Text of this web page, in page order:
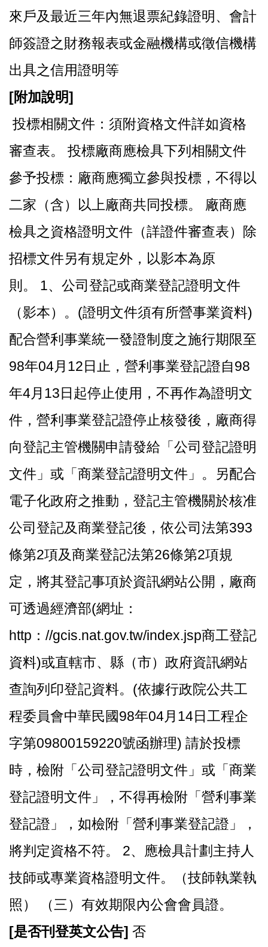
來戶及最近三年內無退票紀錄證明、會計
師簽證之財務報表或金融機構或徵信機構
出具之信用證明等
[附加說明]
投標相關文件：須附資格文件詳如資格
審查表。 投標廠商應檢具下列相關文件
參予投標：廠商應獨立參與投標，不得以
二家（含）以上廠商共同投標。 廠商應
檢具之資格證明文件（詳證件審查表）除
招標文件另有規定外，以影本為原
則。 1、公司登記或商業登記證明文件
（影本）。(證明文件須有所營事業資料)
配合營利事業統一發證制度之施行期限至
98年04月12日止，營利事業登記證自98
年4月13日起停止使用，不再作為證明文
件，營利事業登記證停止核發後，廠商得
向登記主管機關申請發給「公司登記證明
文件」或「商業登記證明文件」。另配合
電子化政府之推動，登記主管機關於核准
公司登記及商業登記後，依公司法第393
條第2項及商業登記法第26條第2項規
定，將其登記事項於資訊網站公開，廠商
可透過經濟部(網址：
http：//gcis.nat.gov.tw/index.jsp商工登記
資料)或直轄市、縣（市）政府資訊網站
查詢列印登記資料。(依據行政院公共工
程委員會中華民國98年04月14日工程企
字第09800159220號函辦理) 請於投標
時，檢附「公司登記證明文件」或「商業
登記證明文件」，不得再檢附「營利事業
登記證」，如檢附「營利事業登記證」，
將判定資格不符。 2、應檢具計劃主持人
技師或專業資格證明文件。（技師執業執
照） （三）有效期限內公會會員證。
[是否刊登英文公告] 否